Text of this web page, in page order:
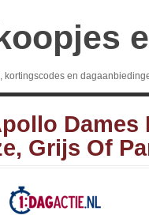
en
Dames
Grijs Of